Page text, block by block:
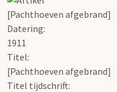
[Pachthoeven afgebrand]
Datering:
1911
Titel:
[Pachthoeven afgebrand]
Titel tijdschrift: